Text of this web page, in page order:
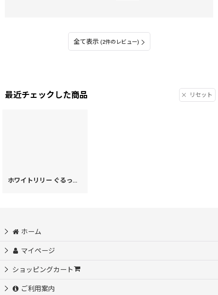
全て表示 (2件のレビュー)
最近チェックした商品 リセット
ホワイトリリー ぐるっとファスナーの長財布［t］
ホーム
マイページ
ショッピングカート
ご利用案内